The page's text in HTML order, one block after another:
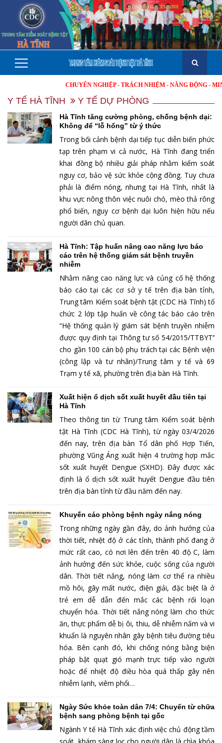
CHUYÊN NGHIỆP - TRÁCH NHIỆM - NĂNG ĐỘNG - MINH
Y TẾ HÀ TĨNH Y TẾ DỰ PHÒNG
Hà Tĩnh tăng cường phòng, chống bệnh dại:
Không để “lỗ hổng” từ ý thức
Trong bối cảnh bệnh dại tiếp tục diễn biến phức
tạp trên phạm vi cả nước, Hà Tĩnh đang triển
khai đồng bộ nhiều giải pháp nhằm kiểm soát
nguy cơ, bảo vệ sức khỏe cộng đồng. Tuy chưa
phải là điểm nóng, nhưng tại Hà Tĩnh, nhất là
khu vực nông thôn việc nuôi chó, mèo thả rông
phổ biến, nguy cơ bệnh dại luôn hiện hữu nếu
người dân chủ quan.
Hà Tĩnh: Tập huấn nâng cao năng lực báo
cáo trên hệ thống giám sát bệnh truyền
nhiễm
Nhằm nâng cao năng lực và củng cố hệ thống
báo cáo tại các cơ sở y tế trên địa bàn tỉnh,
Trung tâm Kiểm soát bệnh tật (CDC Hà Tĩnh) tổ
chức 2 lớp tập huấn về công tác báo cáo trên
“Hệ thống quản lý giám sát bệnh truyền nhiễm
được quy định tại Thông tư số 54/2015/TTBYT’’
cho gần 100 cán bộ phụ trách tại các Bệnh viện
(công lập và tư nhân)/Trung tâm y tế và 69
Trạm y tế xã, phường trên địa bàn Hà Tĩnh.
Xuất hiện ổ dịch sốt xuất huyết đầu tiên tại
Hà Tĩnh
Theo thông tin từ Trung tâm Kiểm soát bệnh
tật Hà Tĩnh (CDC Hà Tĩnh), từ ngày 03/4/2026
đến nay, trên địa bàn Tổ dân phố Hợp Tiến,
phường Vũng Áng xuất hiện 4 trường hợp mắc
sốt xuất huyết Dengue (SXHD). Đây được xác
định là ổ dịch sốt xuất huyết Dengue đầu tiên
trên địa bàn tỉnh từ đầu năm đến nay.
Khuyến cáo phòng bệnh ngày nắng nóng
Trong những ngày gần đây, do ảnh hưởng của
thời tiết, nhiệt độ ở các tỉnh, thành phố đang ở
mức rất cao, có nơi lên đến trên 40 độ C, làm
ảnh hưởng đến sức khỏe, cuộc sống của người
dân. Thời tiết nắng, nóng làm cơ thể ra nhiều
mồ hôi, gây mất nước, điện giải, đặc biệt là ở
trẻ em dễ dẫn đến mắc các bệnh rối loạn
chuyển hóa. Thời tiết nắng nóng làm cho thức
ăn, thực phẩm dễ bị ôi, thiu, dễ nhiễm nấm và vi
khuẩn là nguyên nhân gây bệnh tiêu đường tiêu
hóa. Bên cạnh đó, khi chống nóng bằng biện
pháp bật quạt gió mạnh trực tiếp vào người
hoặc để nhiệt độ điều hòa quá thấp gây nên
nhiễm lạnh, viêm phổi…
Ngày Sức khỏe toàn dân 7/4: Chuyển từ chữa
bệnh sang phòng bệnh tại gốc
Ngành Y tế Hà Tĩnh xác định việc chủ động tầm
soát, khám sàng lọc cho người dân là chìa khóa